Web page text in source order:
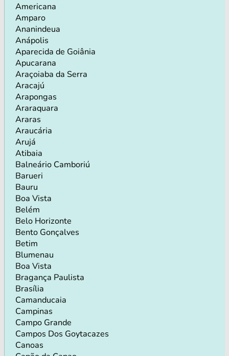
Americana
Amparo
Ananindeua
Anápolis
Aparecida de Goiânia
Apucarana
Araçoiaba da Serra
Aracajú
Arapongas
Araraquara
Araras
Araucária
Arujá
Atibaia
Balneário Camboriú
Barueri
Bauru
Boa Vista
Belém
Belo Horizonte
Bento Gonçalves
Betim
Blumenau
Boa Vista
Bragança Paulista
Brasília
Camanducaia
Campinas
Campo Grande
Campos Dos Goytacazes
Canoas